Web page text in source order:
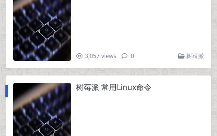
3,057 views 0 树莓派
树莓派 常用Linux命令